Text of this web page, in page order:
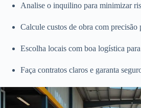
Analise o inquilino para minimizar
Calcule custos de obra com precisão
Escolha locais com boa logística
Faça contratos claros e garanta